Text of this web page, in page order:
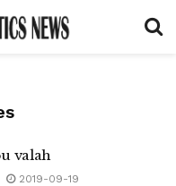
valah
2019-09-19